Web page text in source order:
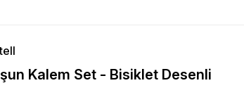
Kalem Set - Bisiklet Desenli